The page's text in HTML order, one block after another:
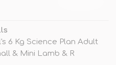
6 Kg Science Plan Adult
& Mini Lamb & R